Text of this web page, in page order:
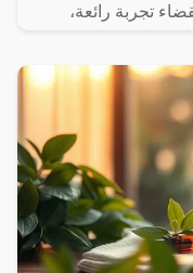
تجربة رائعة،